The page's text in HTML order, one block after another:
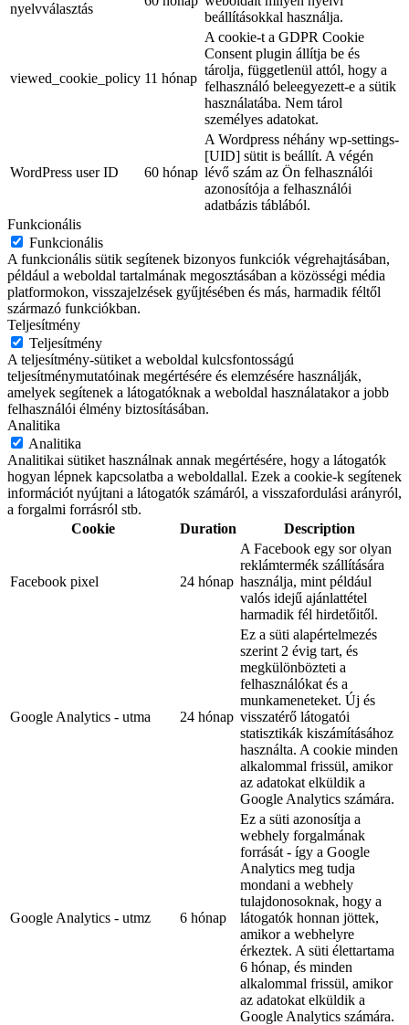
nyelvválasztás
beállításokkal használja.
viewed_cookie_policy 11 hónap
A cookie-t a GDPR Cookie
Consent plugin állítja be és
tárolja, függetlenül attól, hogy a
felhasználó beleegyezett-e a sütik
használatába. Nem tárol
személyes adatokat.
WordPress user ID 60 hónap
A Wordpress néhány wp-settings-
[UID] sütit is beállít. A végén
lévő szám az Ön felhasználói
azonosítója a felhasználói
adatbázis táblából.
Funkcionális
Funkcionális
A funkcionális sütik segítenek bizonyos funkciók végrehajtásában,
például a weboldal tartalmának megosztásában a közösségi média
platformokon, visszajelzések gyűjtésében és más, harmadik féltől
származó funkciókban.
Teljesítmény
Teljesítmény
A teljesítmény-sütiket a weboldal kulcsfontosságú
teljesítménymutatóinak megértésére és elemzésére használják,
amelyek segítenek a látogatóknak a weboldal használatakor a jobb
felhasználói élmény biztosításában.
Analitika
Analitika
Analitikai sütiket használnak annak megértésére, hogy a látogatók
hogyan lépnek kapcsolatba a weboldallal. Ezek a cookie-k segítenek
információt nyújtani a látogatók számáról, a visszafordulási arányról,
a forgalmi forrásról stb.
Cookie
Duration Description
Facebook pixel 24 hónap
A Facebook egy sor olyan
reklámtermék szállítására
használja, mint például
valós idejű ajánlattétel
harmadik fél hirdetőitől.
Google Analytics - utma 24 hónap
Ez a süti alapértelmezés
szerint 2 évig tart, és
megkülönbözteti a
felhasználókat és a
munkameneteket. Új és
visszatérő látogatói
statisztikák kiszámításához
használta. A cookie minden
alkalommal frissül, amikor
az adatokat elküldik a
Google Analytics számára.
Google Analytics - utmz 6 hónap
Ez a süti azonosítja a
webhely forgalmának
forrását - így a Google
Analytics meg tudja
mondani a webhely
tulajdonosoknak, hogy a
látogatók honnan jöttek,
amikor a webhelyre
érkeztek. A süti élettartama
6 hónap, és minden
alkalommal frissül, amikor
az adatokat elküldik a
Google Analytics számára.